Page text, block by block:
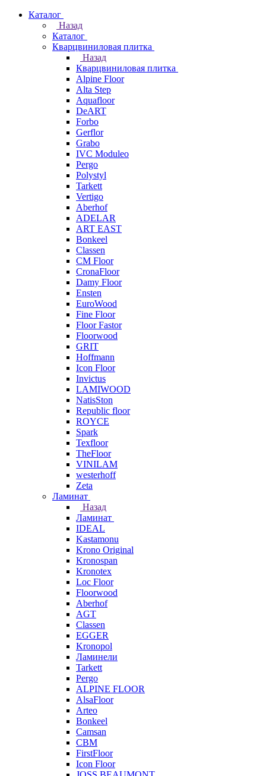
Каталог
Назад
Каталог
Кварцвиниловая плитка
Назад
Кварцвиниловая плитка
Alpine Floor
Alta Step
Aquafloor
DeART
Forbo
Gerflor
Grabo
IVC Moduleo
Pergo
Polystyl
Tarkett
Vertigo
Aberhof
ADELAR
ART EAST
Bonkeel
Classen
CM Floor
CronaFloor
Damy Floor
Ensten
EuroWood
Fine Floor
Floor Fastor
Floorwood
GRIT
Hoffmann
Icon Floor
Invictus
LAMIWOOD
NatisSton
Republic floor
ROYCE
Spark
Texfloor
TheFloor
VINILAM
westerhoff
Zeta
Ламинат
Назад
Ламинат
IDEAL
Kastamonu
Krono Original
Kronospan
Kronotex
Loc Floor
Floorwood
Aberhof
AGT
Classen
EGGER
Kronopol
Ламинели
Tarkett
Pergo
ALPINE FLOOR
AlsaFloor
Arteo
Bonkeel
Camsan
CBM
FirstFloor
Icon Floor